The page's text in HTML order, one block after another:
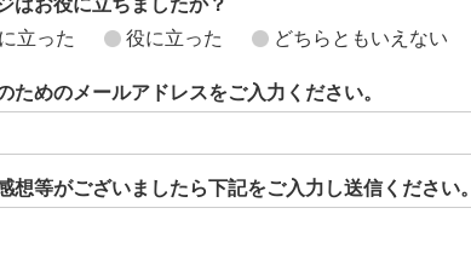
はお役に立ちましたか？
立った
役に立った どちらともいえない
ためのメールアドレスをご入力ください。
想等がございましたら下記をご入力し送信ください。